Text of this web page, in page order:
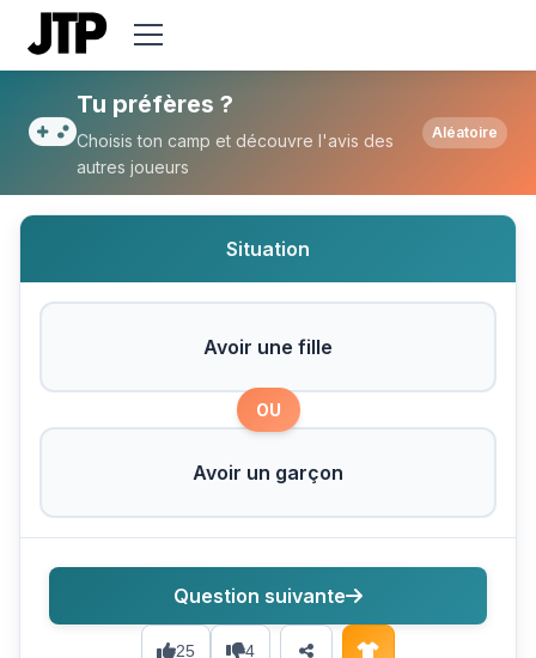
Tu préfères Avoir une fille ou Avoir un
Tu préfères ?
Choisis ton camp et découvre l'avis des
autres joueurs
Aléatoire
Situation
Avoir une fille
OU
Avoir un garçon
25 4
Question suivante